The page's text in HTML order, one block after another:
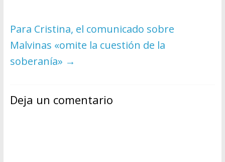
Para Cristina, el comunicado sobre
Malvinas «omite la cuestión de la
soberanía» →
Deja un comentario